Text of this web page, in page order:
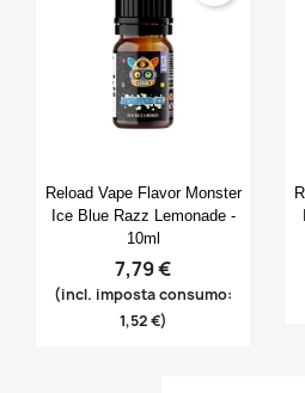
Anteprima
Reload Vape Flavor Monster
Ice Blue Razz Lemonade -
10ml
7,79 €
(incl. imposta consumo:
1,52 €)